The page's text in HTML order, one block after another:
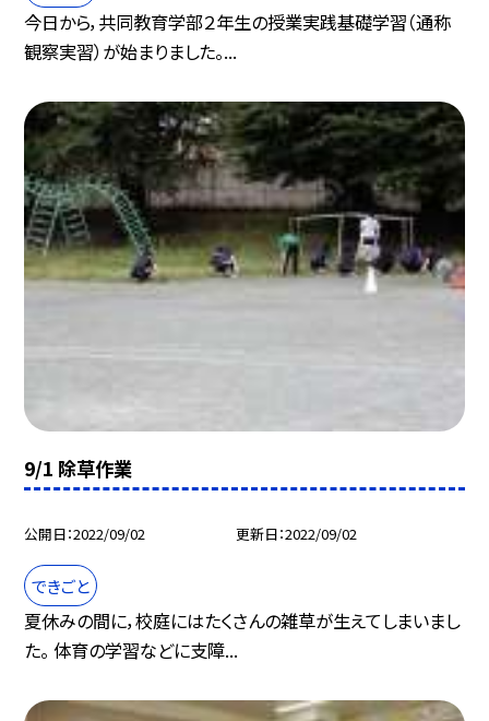
今日から，共同教育学部２年生の授業実践基礎学習（通称
観察実習）が始まりました。...
9/1 除草作業
公開日 2022/09/02 更新日 2022/09/02
できごと
夏休みの間に，校庭にはたくさんの雑草が生えてしまいまし
た。 体育の学習などに支障...